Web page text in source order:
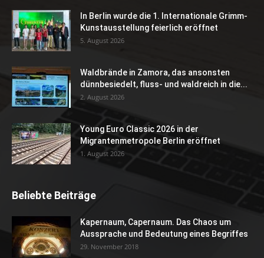
In Berlin wurde die 1. Internationale Grimm-
Kunstausstellung feierlich eröffnet
5. August 2026
Waldbrände in Zamora, das ansonsten
dünnbesiedelt, fluss- und waldreich in die...
2. August 2026
Young Euro Classic 2026 in der
Migrantenmetropole Berlin eröffnet
1. August 2026
Beliebte Beiträge
Kapernaum, Capernaum. Das Chaos um
Aussprache und Bedeutung eines Begriffes
29. November 2018